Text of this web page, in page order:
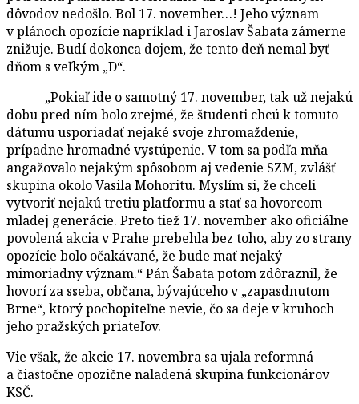
dôvodov nedošlo. Bol 17. november…! Jeho význam
v plánoch opozície napríklad i Jaroslav Šabata zámerne
znižuje. Budí dokonca dojem, že tento deň nemal byť
dňom s veľkým „D“.
„Pokiaľ ide o samotný 17. november, tak už nejakú
dobu pred ním bolo zrejmé, že študenti chcú k tomuto
dátumu usporiadať nejaké svoje zhromaždenie,
prípadne hromadné vystúpenie. V tom sa podľa mňa
angažovalo nejakým spôsobom aj vedenie SZM, zvlášť
skupina okolo Vasila Mohoritu. Myslím si, že chceli
vytvoriť nejakú tretiu platformu a stať sa hovorcom
mladej generácie. Preto tiež 17. november ako oficiálne
povolená akcia v Prahe prebehla bez toho, aby zo strany
opozície bolo očakávané, že bude mať nejaký
mimoriadny význam.“ Pán Šabata potom zdôraznil, že
hovorí za sseba, občana, bývajúceho v „zapasdnutom
Brne“, ktorý pochopiteľne nevie, čo sa deje v kruhoch
jeho pražských priateľov.
Vie však, že akcie 17. novembra sa ujala reformná
a čiastočne opozične naladená skupina funkcionárov
KSČ.